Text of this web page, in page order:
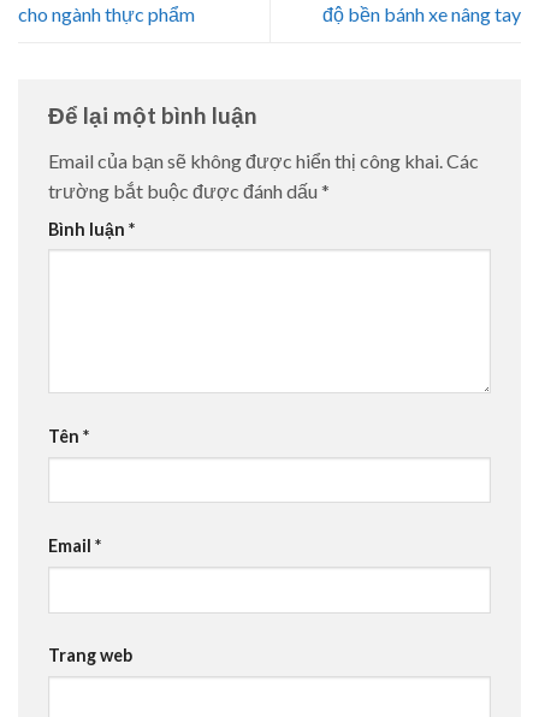
cho ngành thực phẩm
độ bền bánh xe nâng tay
Để lại một bình luận
Email của bạn sẽ không được hiển thị công khai. Các
trường bắt buộc được đánh dấu *
Bình luận *
Tên *
Email *
Trang web